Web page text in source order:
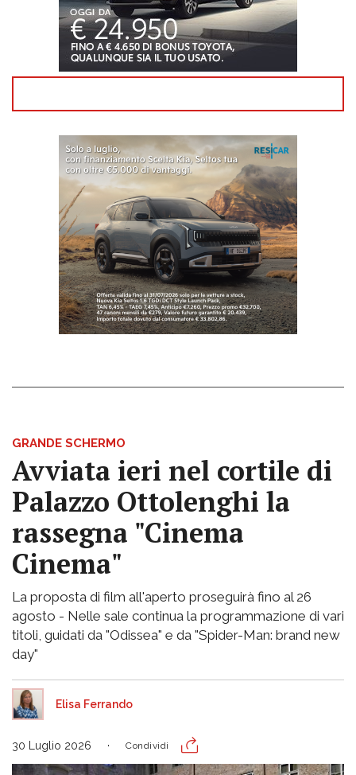
GRANDE SCHERMO
Avviata ieri nel cortile di
Palazzo Ottolenghi la
rassegna "Cinema
Cinema"
La proposta di film all'aperto proseguirà fino al 26
agosto - Nelle sale continua la programmazione di vari
titoli, guidati da "Odissea" e da "Spider-Man: brand new
day"
Elisa Ferrando
30 Luglio 2026 Condividi